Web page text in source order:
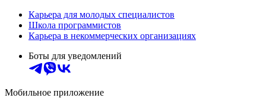
Карьера для молодых специалистов
Школа программистов
Карьера в некоммерческих организациях
Боты для уведомлений
Мобильное приложение